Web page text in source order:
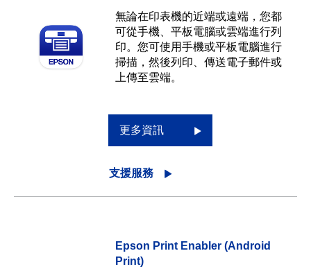
無論在印表機的近端或遠端，您都
可從手機、平板電腦或雲端進行列
印。您可使用手機或平板電腦進行
掃描，然後列印、傳送電子郵件或
上傳至雲端。
更多資訊
支援服務
Epson Print Enabler (Android
Print)